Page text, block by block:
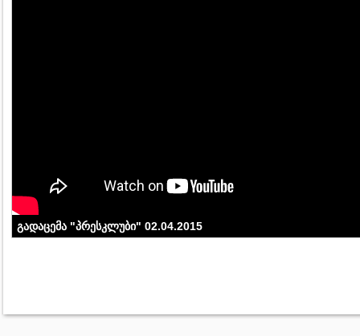
გადაცემა "პრესკლუბი" 02.04.2015